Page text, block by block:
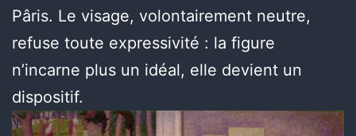
Pâris. Le visage, volontairement neutre,
refuse toute expressivité : la figure
n’incarne plus un idéal, elle devient un
dispositif.